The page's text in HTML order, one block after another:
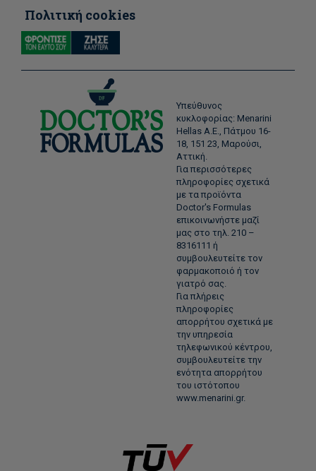
Πολιτική cookies
Υπεύθυνος
κυκλοφορίας: Menarini
Hellas Α.Ε., Πάτμου 16-
18, 151 23, Μαρούσι,
Αττική.
Για περισσότερες
πληροφορίες σχετικά
με τα προϊόντα
Doctor's Formulas
επικοινωνήστε μαζί
μας στο τηλ. 210 –
8316111 ή
συμβουλευτείτε τον
φαρμακοποιό ή τον
γιατρό σας.
Για πλήρεις
πληροφορίες
απορρήτου σχετικά με
την υπηρεσία
τηλεφωνικού κέντρου,
συμβουλευτείτε την
ενότητα απορρήτου
του ιστότοπου
www.menarini.gr.